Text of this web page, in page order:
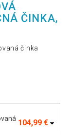
ČINKA,
činka
104,99 €